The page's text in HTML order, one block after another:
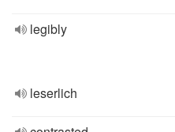
legibly
leserlich